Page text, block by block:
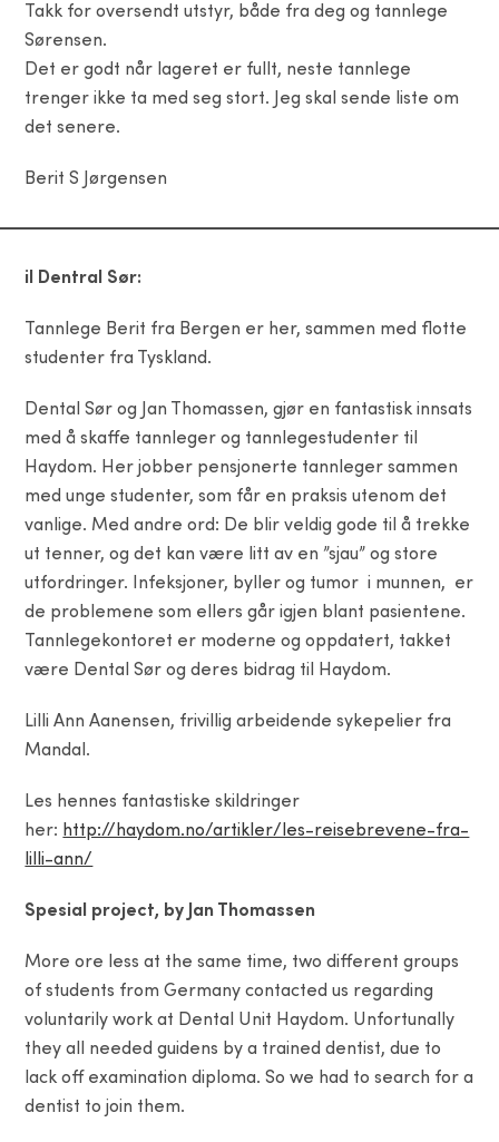
Takk for oversendt utstyr, både fra deg og tannlege
Sørensen.
Det er godt når lageret er fullt, neste tannlege
trenger ikke ta med seg stort. Jeg skal sende liste om
det senere.
Berit S Jørgensen
il Dentral Sør:
Tannlege Berit fra Bergen er her, sammen med flotte
studenter fra Tyskland.
Dental Sør og Jan Thomassen, gjør en fantastisk innsats
med å skaffe tannleger og tannlegestudenter til
Haydom. Her jobber pensjonerte tannleger sammen
med unge studenter, som får en praksis utenom det
vanlige. Med andre ord: De blir veldig gode til å trekke
ut tenner, og det kan være litt av en ”sjau” og store
utfordringer. Infeksjoner, byller og tumor i munnen, er
de problemene som ellers går igjen blant pasientene.
Tannlegekontoret er moderne og oppdatert, takket
være Dental Sør og deres bidrag til Haydom.
Lilli Ann Aanensen, frivillig arbeidende sykepelier fra
Mandal.
Les hennes fantastiske skildringer
her: http://haydom.no/artikler/les-reisebrevene-fra-
lilli-ann/
Spesial project, by Jan Thomassen
More ore less at the same time, two different groups
of students from Germany contacted us regarding
voluntarily work at Dental Unit Haydom. Unfortunally
they all needed guidens by a trained dentist, due to
lack off examination diploma. So we had to search for a
dentist to join them.